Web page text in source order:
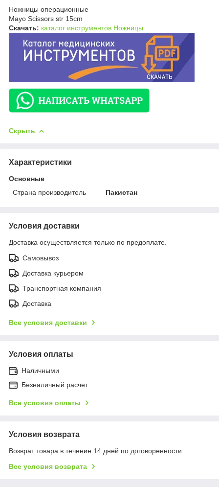
Ножницы операционные
Mayo Scissors str 15cm
Скачать: каталог инструментов Ножницы
Скрыть
Характеристики
Основные
Страна производитель
Пакистан
Условия доставки
Доставка осуществляется только по предоплате.
Самовывоз
Доставка курьером
Транспортная компания
Доставка
Все условия доставки
Условия оплаты
Наличными
Безналичный расчет
Все условия оплаты
Условия возврата
Возврат товара в течение 14 дней по договоренности
Все условия возврата